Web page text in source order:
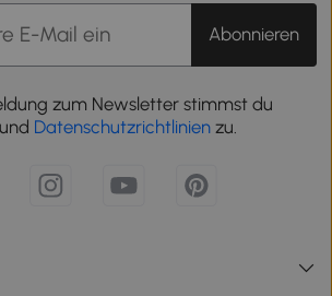
Abonnieren
zum Newsletter stimmst du
und Datenschutzrichtlinien zu.